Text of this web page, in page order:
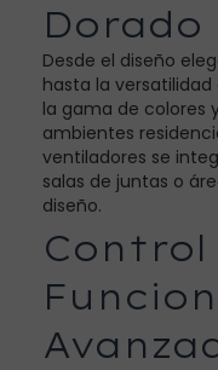
Dorado
Desde el diseño
hasta la versatilidad
la gama de colores
ambientes
ventiladores se
salas de juntas o
diseño.
Control